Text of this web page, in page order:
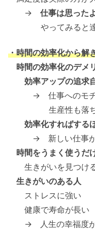
→ 仕事は思った
やってみると達
・時間の効率化から解
時間の効率化のデメ
効率アップの追求
→ 仕事へのモチ
生産性も落ち
効率化すればする
→ 新しい仕事が
時間をうまく使うだ
生きがいを見つけ
生きがいのある人
ストレスに強い
健康で寿命が長い
→ 人生の幸福度が